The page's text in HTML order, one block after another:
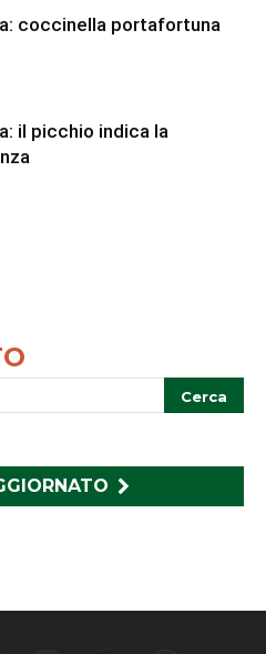
coccinella portafortuna
il picchio indica la